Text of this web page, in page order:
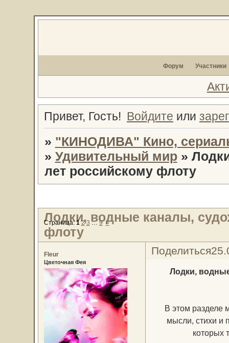
Форум Участники
Привет, Гость! Войдите или
» "КИНОДИВА" Кино,
» Удивительный мир »
лет российскому флоту
Лодки, водные каналы,
флоту
Страница:1 2 3 … 9 »
Поделиться
Fleur
Цветочная Фея
Лодки,
В этом разделе
мысли, стихи и
которых